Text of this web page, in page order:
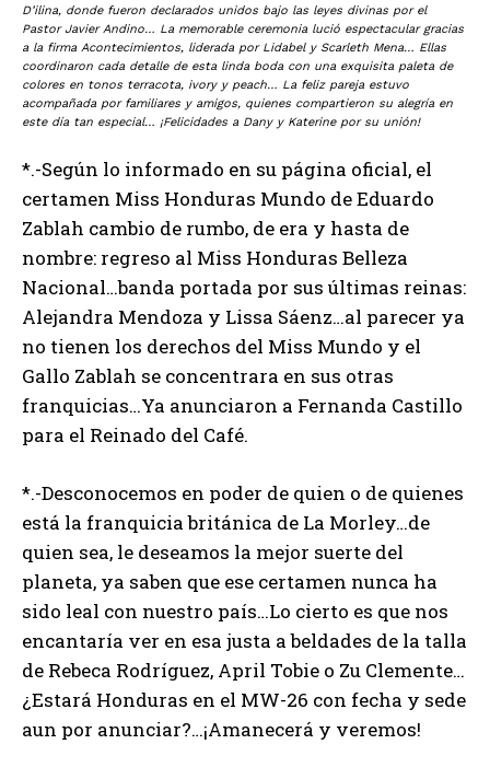
D’ilina, donde fueron declarados unidos bajo las leyes divinas por el
Pastor Javier Andino… La memorable ceremonia lució espectacular gracias
a la firma Acontecimientos, liderada por Lidabel y Scarleth Mena… Ellas
coordinaron cada detalle de esta linda boda con una exquisita paleta de
colores en tonos terracota, ivory y peach… La feliz pareja estuvo
acompañada por familiares y amigos, quienes compartieron su alegría en
este día tan especial… ¡Felicidades a Dany y Katerine por su unión!
*.-Según lo informado en su página oficial, el
certamen Miss Honduras Mundo de Eduardo
Zablah cambio de rumbo, de era y hasta de
nombre: regreso al Miss Honduras Belleza
Nacional…banda portada por sus últimas reinas:
Alejandra Mendoza y Lissa Sáenz…al parecer ya
no tienen los derechos del Miss Mundo y el
Gallo Zablah se concentrara en sus otras
franquicias…Ya anunciaron a Fernanda Castillo
para el Reinado del Café.
*.-Desconocemos en poder de quien o de quienes
está la franquicia británica de La Morley…de
quien sea, le deseamos la mejor suerte del
planeta, ya saben que ese certamen nunca ha
sido leal con nuestro país…Lo cierto es que nos
encantaría ver en esa justa a beldades de la talla
de Rebeca Rodríguez, April Tobie o Zu Clemente…
¿Estará Honduras en el MW-26 con fecha y sede
aun por anunciar?…¡Amanecerá y veremos!